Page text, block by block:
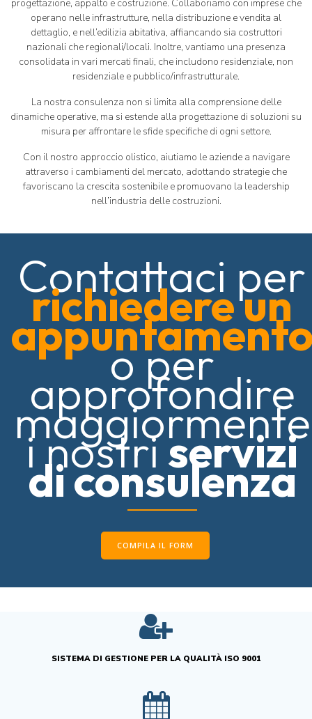
progettazione, appalto e costruzione. Collaboriamo con imprese che
operano nelle infrastrutture, nella distribuzione e vendita al
dettaglio, e nell’edilizia abitativa, affiancando sia costruttori
nazionali che regionali/locali. Inoltre, vantiamo una presenza
consolidata in vari mercati finali, che includono residenziale, non
residenziale e pubblico/infrastrutturale.
La nostra consulenza non si limita alla comprensione delle
dinamiche operative, ma si estende alla progettazione di soluzioni su
misura per affrontare le sfide specifiche di ogni settore.
Con il nostro approccio olistico, aiutiamo le aziende a navigare
attraverso i cambiamenti del mercato, adottando strategie che
favoriscano la crescita sostenibile e promuovano la leadership
nell’industria delle costruzioni.
Contattaci per
richiedere un
o per
approfondire
maggiormente
i nostriservizi
di consulenza
COMPILA IL FORM
SISTEMA DI GESTIONE PER LA QUALITÀ ISO 9001